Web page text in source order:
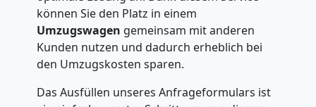
können Sie den Platz in einem
Umzugswagen gemeinsam mit anderen
Kunden nutzen und dadurch erheblich bei
den Umzugskosten sparen.
Das Ausfüllen unseres Anfrageformulars ist